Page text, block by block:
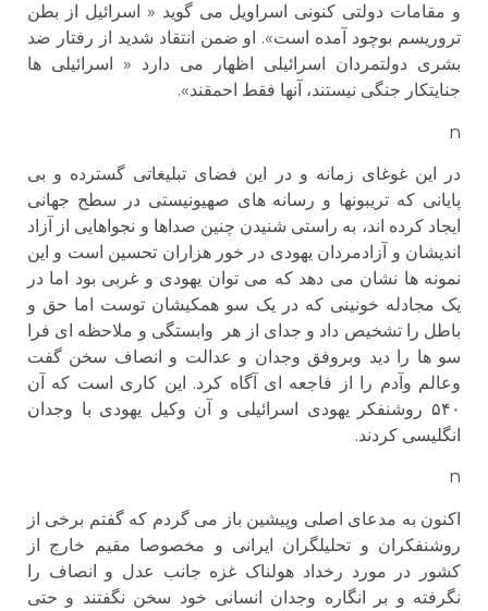
و مقامات دولتی کنونی اسراویل می گوید « اسرائیل از بطن
تروریسم بوچود آمده است». او ضمن انتقاد شدید از رفتار ضد
بشری دولتمردان اسرائیلی اظهار می دارد « اسرائیلی ها
جنایتکار جنگی نیستند، آنها فقط احمقند».
n
در این غوغای زمانه و در این فضای تبلیغاتی گسترده و بی
پایانی که تریبونها و رسانه های صهیونیستی در سطح جهانی
ایجاد کرده اند، به راستی شنیدن چنین صداها و نجواهایی از آزاد
اندیشان و آزادمردان یهودی در خور هزاران تحسین است و این
نمونه ها نشان می دهد که می توان یهودی و غربی بود اما در
یک مجادله خونینی که در یک سو همکیشان توست اما حق و
باطل را تشخیص داد و جدای از هر وابستگی و ملاحظه ای فرا
سو ها را دید وبروفق وجدان و عدالت و انصاف سخن گفت
وعالم وآدم را از فاجعه ای آگاه کرد. این کاری است که آن
۵۴۰ روشنفکر یهودی اسرائیلی و آن وکیل یهودی با وجدان
انگلیسی کردند.
n
اکنون به مدعای اصلی وپیشین باز می گردم که گفتم برخی از
روشنفکران و تحلیلگران ایرانی و مخصوصا مقیم خارج از
کشور در مورد رخداد هولناک غزه جانب عدل و انصاف را
نگرفته و بر انگاره وجدان انسانی خود سخن نگفتند و حتی